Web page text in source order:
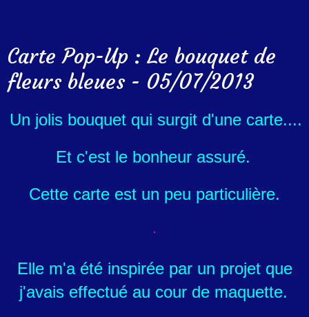
Carte Pop-Up : Le bouquet de
fleurs bleues - 05/07/2013
Un jolis bouquet qui surgit d'une carte....
Et c'est le bonheur assuré.
Cette carte est un peu particulière.
Elle m'a été inspirée par un projet que
j'avais effectué au cour de maquette.